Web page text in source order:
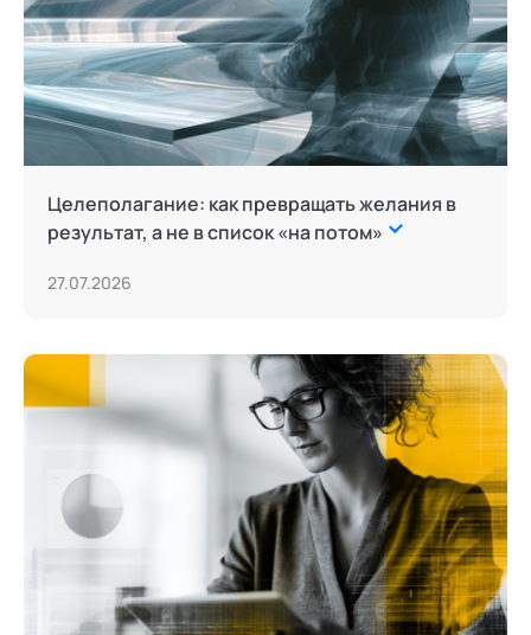
Целеполагание: как превращать желания в
результат, а не в список «на потом»
27.07.2026